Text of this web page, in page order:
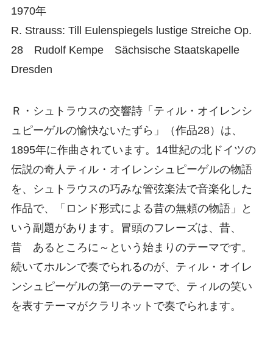
1970年
R. Strauss: Till Eulenspiegels lustige Streiche Op.
28 Rudolf Kempe Sächsische Staatskapelle
Dresden
Ｒ・シュトラウスの交響詩「ティル・オイレンシ
ュピーゲルの愉快ないたずら」（作品28）は、
1895年に作曲されています。14世紀の北ドイツの
伝説の奇人ティル・オイレンシュピーゲルの物語
を、シュトラウスの巧みな管弦楽法で音楽化した
作品で、「ロンド形式による昔の無頼の物語」と
いう副題があります。冒頭のフレーズは、昔、
昔 あるところに～という始まりのテーマです。
続いてホルンで奏でられるのが、ティル・オイレ
ンシュピーゲルの第一のテーマで、ティルの笑い
を表すテーマがクラリネットで奏でられます。